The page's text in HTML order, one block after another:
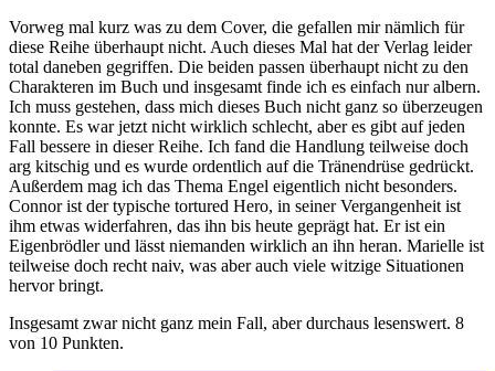
Vorweg mal kurz was zu dem Cover, die gefallen mir nämlich für
diese Reihe überhaupt nicht. Auch dieses Mal hat der Verlag leider
total daneben gegriffen. Die beiden passen überhaupt nicht zu den
Charakteren im Buch und insgesamt finde ich es einfach nur albern.
Ich muss gestehen, dass mich dieses Buch nicht ganz so überzeugen
konnte. Es war jetzt nicht wirklich schlecht, aber es gibt auf jeden
Fall bessere in dieser Reihe. Ich fand die Handlung teilweise doch
arg kitschig und es wurde ordentlich auf die Tränendrüse gedrückt.
Außerdem mag ich das Thema Engel eigentlich nicht besonders.
Connor ist der typische tortured Hero, in seiner Vergangenheit ist
ihm etwas widerfahren, das ihn bis heute geprägt hat. Er ist ein
Eigenbrödler und lässt niemanden wirklich an ihn heran. Marielle ist
teilweise doch recht naiv, was aber auch viele witzige Situationen
hervor bringt.
Insgesamt zwar nicht ganz mein Fall, aber durchaus lesenswert. 8
von 10 Punkten.